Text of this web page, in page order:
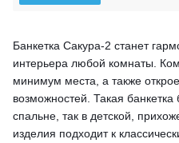
Банкетка Сакура-2 станет
интерьера любой комнаты.
минимум места, а также
возможностей. Такая банкетка
спальне, так в детской,
изделия подходит к